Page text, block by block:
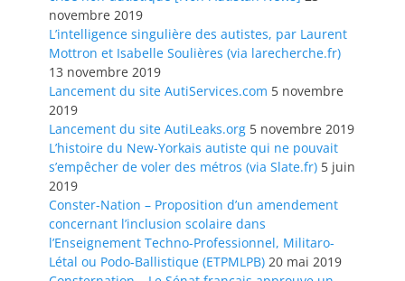
novembre 2019
L’intelligence singulière des autistes, par Laurent
Mottron et Isabelle Soulières (via larecherche.fr)
13 novembre 2019
Lancement du site AutiServices.com 5 novembre
2019
Lancement du site AutiLeaks.org 5 novembre 2019
L’histoire du New-Yorkais autiste qui ne pouvait
s’empêcher de voler des métros (via Slate.fr) 5 juin
2019
Conster-Nation – Proposition d’un amendement
concernant l’inclusion scolaire dans
l’Enseignement Techno-Professionnel, Militaro-
Létal ou Podo-Ballistique (ETPMLPB) 20 mai 2019